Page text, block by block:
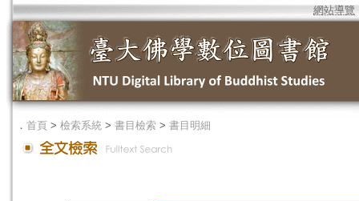
網站導覽
． 首頁 > 檢索系統 > 書目檢索 > 書目明細